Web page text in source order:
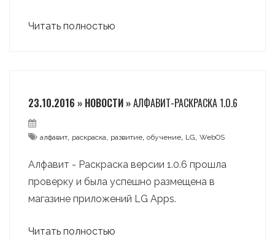
Читать полностью
23.10.2016 » НОВОСТИ »АЛФАВИТ-РАСКРАСКА 1.0.6
алфавит, раскраска, развитие, обучение, LG, WebOS
Алфавит - Раскраска версии 1.0.6 прошла
проверку и была успешно размещена в
магазине приложений LG Apps.
Читать полностью